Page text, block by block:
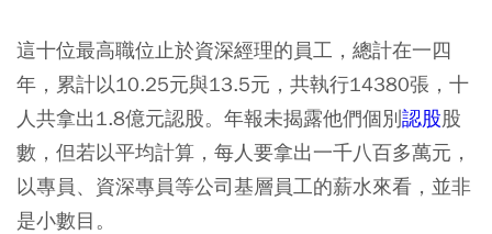
這十位最高職位止於資深經理的員工，總計在一四
年，累計以10.25元與13.5元，共執行14380張，十
人共拿出1.8億元認股。年報未揭露他們個別認股股
數，但若以平均計算，每人要拿出一千八百多萬元，
以專員、資深專員等公司基層員工的薪水來看，並非
是小數目。